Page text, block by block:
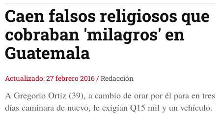
Caen falsos religiosos que
cobraban 'milagros' en
Guatemala
Actualizado: 27 febrero 2016/Redacción
A Gregorio Ortiz (39), a cambio de orar por él para en tres
días caminara de nuevo, le exigían Q15 mil y un vehículo.